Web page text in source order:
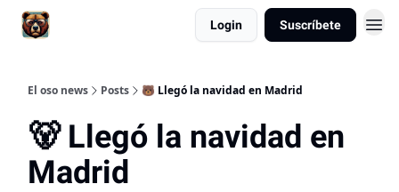
Login Suscríbete
El oso news Posts 🐻 Llegó la navidad en Madrid
🐻 Llegó la navidad en
Madrid